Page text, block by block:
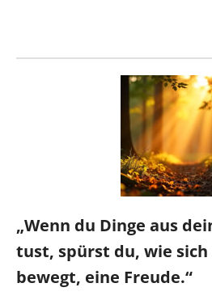
„Wenn du Dinge aus
tust, spürst du, wie sich
bewegt, eine Freude.“